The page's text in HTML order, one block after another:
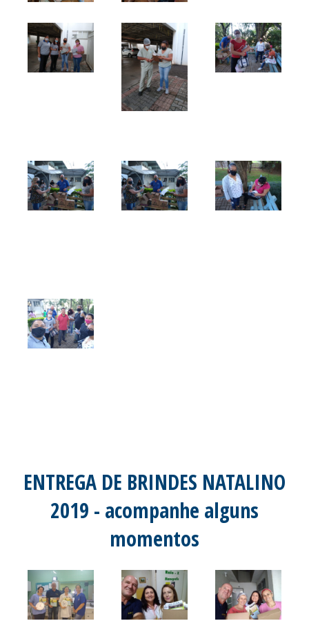
ENTREGA DE BRINDES NATALINO
2019 - acompanhe alguns
momentos